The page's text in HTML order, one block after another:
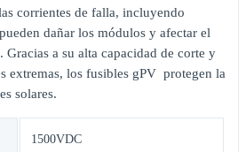
corrientes de falla, incluyendo
dañar los módulos y afectar el
Gracias a su alta capacidad de corte y
extremas, los fusibles gPV protegen la
solares.
1500VDC